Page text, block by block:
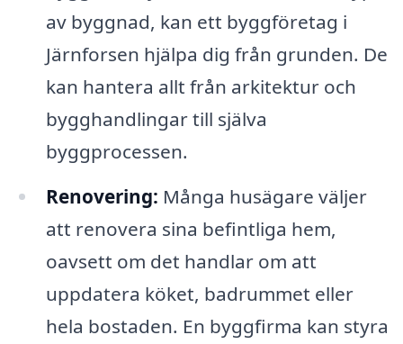
av byggnad, kan ett byggföretag i
Järnforsen hjälpa dig från grunden. De
kan hantera allt från arkitektur och
bygghandlingar till själva
byggprocessen.
Renovering: Många husägare väljer
att renovera sina befintliga hem,
oavsett om det handlar om att
uppdatera köket, badrummet eller
hela bostaden. En byggfirma kan styra